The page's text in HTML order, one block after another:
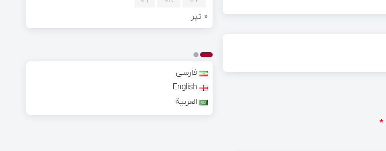
*
« تیر
فارسی
English
العربية